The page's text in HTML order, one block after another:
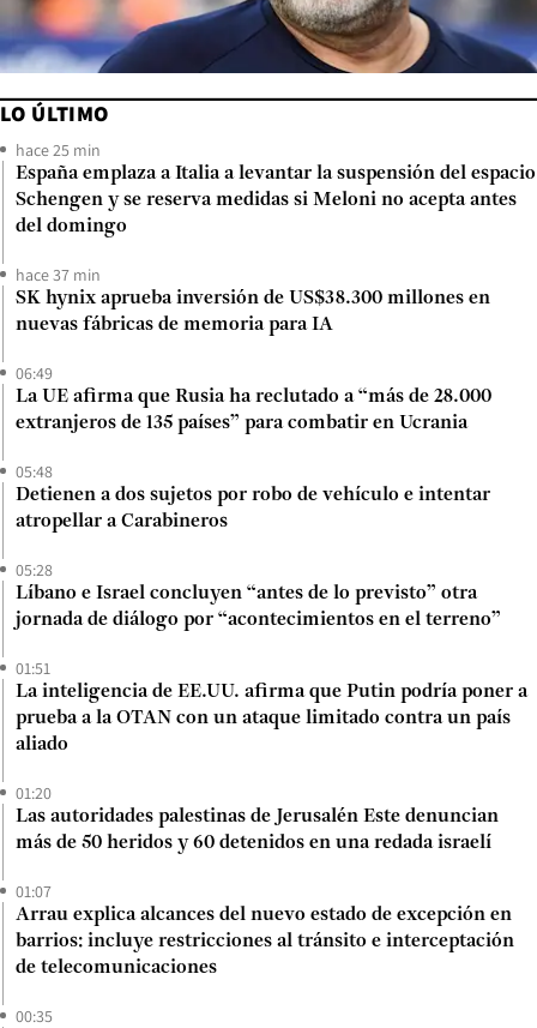
LO ÚLTIMO
hace 25 min
España emplaza a Italia a levantar la suspensión del espacio
Schengen y se reserva medidas si Meloni no acepta antes
del domingo
hace 37 min
SK hynix aprueba inversión de US$38.300 millones en
nuevas fábricas de memoria para IA
06:49
La UE afirma que Rusia ha reclutado a “más de 28.000
extranjeros de 135 países” para combatir en Ucrania
05:48
Detienen a dos sujetos por robo de vehículo e intentar
atropellar a Carabineros
05:28
Líbano e Israel concluyen “antes de lo previsto” otra
jornada de diálogo por “acontecimientos en el terreno”
01:51
La inteligencia de EE.UU. afirma que Putin podría poner a
prueba a la OTAN con un ataque limitado contra un país
aliado
01:20
Las autoridades palestinas de Jerusalén Este denuncian
más de 50 heridos y 60 detenidos en una redada israelí
01:07
Arrau explica alcances del nuevo estado de excepción en
barrios: incluye restricciones al tránsito e interceptación
de telecomunicaciones
00:35